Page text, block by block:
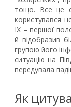
тощо. Все це
користувався
IX – першої
й відобразив
групою його
ситуацію на
передувала
Як